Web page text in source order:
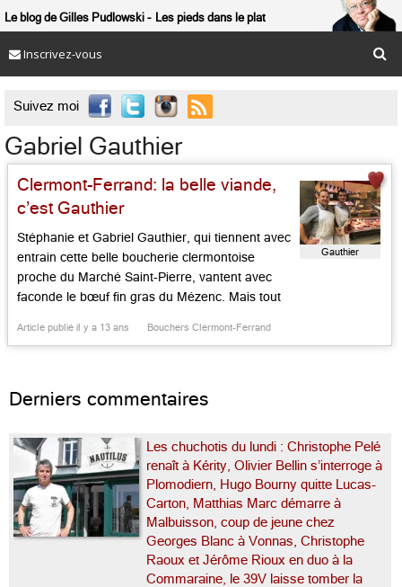
Le blog de Gilles Pudlowski Les pieds dans le plat
Inscrivez-vous
Suivez moi 
Gabriel Gauthier
Clermont-Ferrand: la belle viande,
c’est Gauthier
Stéphanie et Gabriel Gauthier, qui tiennent avec
entrain cette belle boucherie clermontoise
proche du Marché Saint-Pierre, vantent avec
faconde le bœuf fin gras du Mézenc. Mais tout
goût et de qualité évidente. Agneau de Sisteron,
Article publié il y a 13 ans Bouchers Clermont-Ferrand
Gauthier
Derniers commentaires
Les chuchotis du lundi : Christophe Pelé
renaît à Kérity, Olivier Bellin s’interroge à
Plomodiern, Hugo Bourny quitte Lucas-
Carton, Matthias Marc démarre à
Malbuisson, coup de jeune chez
Georges Blanc à Vonnas, Christophe
Raoux et Jérôme Rioux en duo à la
Commaraine, le 39V laisse tomber la